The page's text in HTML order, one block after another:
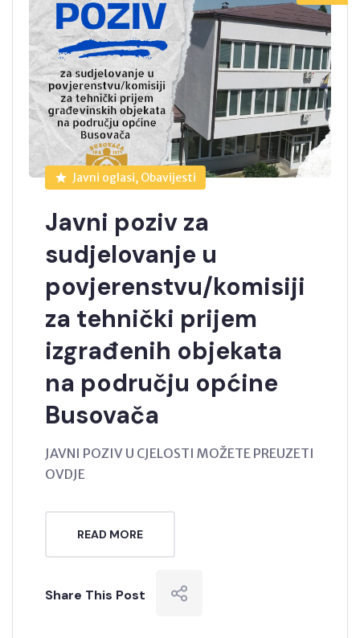
Javni oglasi, Obavijesti
Javni poziv za
sudjelovanje u
povjerenstvu/komisiji
za tehnički prijem
izgrađenih objekata
na području općine
Busovača
JAVNI POZIV U CJELOSTI MOŽETE PREUZETI
OVDJE
READ MORE
Share This Post